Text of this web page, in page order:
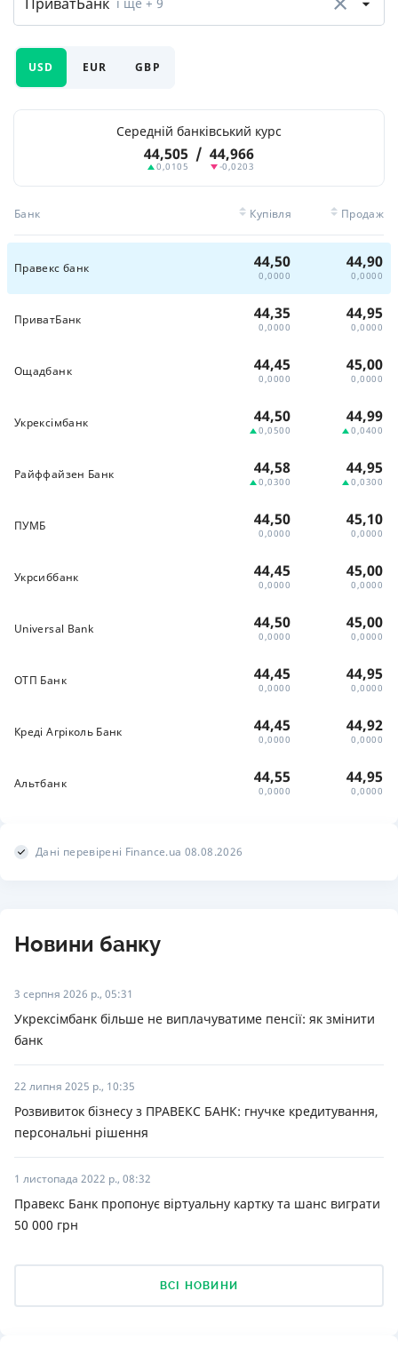
USD EUR GBP
Середній банківський курс
44,505
0,0105
/ 44,966
-0,0203
Банк Купівля Продаж
Правекс банк 44,50
0,0000
44,90
0,0000
ПриватБанк 44,35
0,0000
44,95
0,0000
Ощадбанк 44,45
0,0000
45,00
0,0000
Укрексімбанк 44,50
0,0500
44,99
0,0400
Райффайзен Банк 44,58
0,0300
44,95
0,0300
ПУМБ 44,50
0,0000
45,10
0,0000
Укрсиббанк 44,45
0,0000
45,00
0,0000
Universal Bank 44,50
0,0000
45,00
0,0000
ОТП Банк 44,45
0,0000
44,95
0,0000
Креді Агріколь Банк 44,45
0,0000
44,92
0,0000
Альтбанк 44,55
0,0000
44,95
0,0000
Дані перевірені Finance.ua 08.08.2026
Новини банку
3 серпня 2026 р., 05:31
Укрексімбанк більше не виплачуватиме пенсії: як змінити
банк
22 липня 2025 р., 10:35
Розвивиток бізнесу з ПРАВЕКС БАНК: гнучке кредитування,
персональні рішення
1 листопада 2022 р., 08:32
Правекс Банк пропонує віртуальну картку та шанс виграти
50 000 грн
ВСІ НОВИНИ